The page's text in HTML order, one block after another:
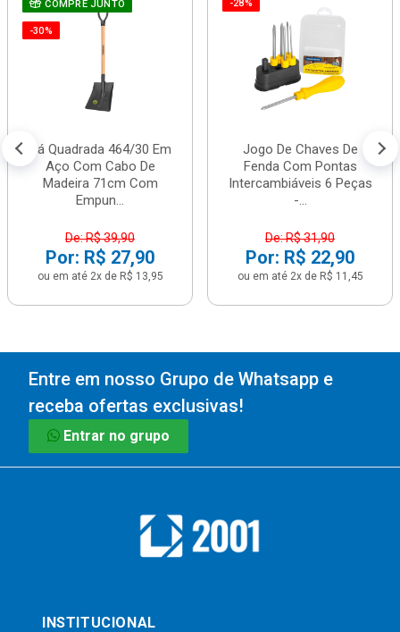
COMPRE JUNTO
-30%
Pá Quadrada 464/30 Em
Aço Com Cabo De
Madeira 71cm Com
Empun...
De: R$ 39,90
Por: R$ 27,90
ou em até 2x de R$ 13,95
-28%
Jogo De Chaves De
Fenda Com Pontas
Intercambiáveis 6 Peças
-...
De: R$ 31,90
Por: R$ 22,90
ou em até 2x de R$ 11,45
Entre em nosso Grupo de Whatsapp e
receba ofertas exclusivas!
Entrar no grupo
INSTITUCIONAL